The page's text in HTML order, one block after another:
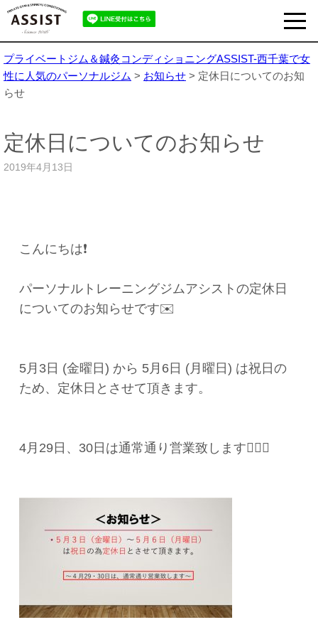
プライベートジム＆鍼灸コンディショニングASSIST-西千葉で女
性に人気のパーソナルジム > お知らせ > 定休日についてのお知
らせ
定休日についてのお知らせ
2019年4月13日
こんにちは❗️
パーソナルトレーニングジムアシストの定休日
についてのお知らせです✉️
5月3日 (金曜日) から 5月6日 (月曜日) は祝日の
ため、定休日とさせて頂きます。
4月29日、30日は通常通り営業致します🏋🏻‍♂️